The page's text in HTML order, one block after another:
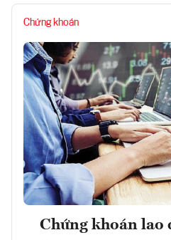
Chứng khoán
Chứng khoán lao